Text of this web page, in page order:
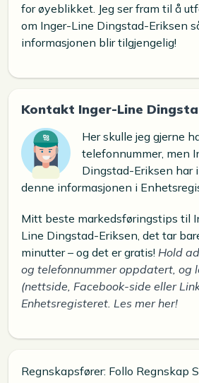
for øyeblikket. Jeg ser fram til å
om Inger-Line Dingstad-Eriksen
informasjonen blir tilgjengelig!
Kontakt Inger-Line
Her skulle jeg gjerne
telefonnummer, men
Dingstad-Eriksen har
denne informasjonen i
Mitt beste markedsføringstips til
Line Dingstad-Eriksen, det tar
minutter – og det er gratis! Hold
og telefonnummer oppdatert, og
(nettside, Facebook-side eller
Enhetsregisteret. Les mer her!
Regnskapsfører: Follo Regnskap